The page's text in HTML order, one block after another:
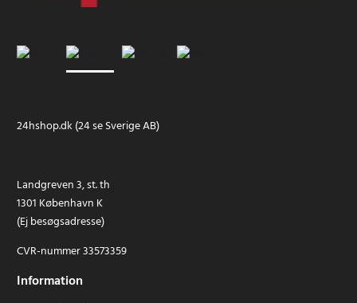
24hshop.dk (24 se Sverige AB)
Landgreven 3, st. th
1301 København K
(Ej besøgsadresse)
CVR-nummer 33573359
Information